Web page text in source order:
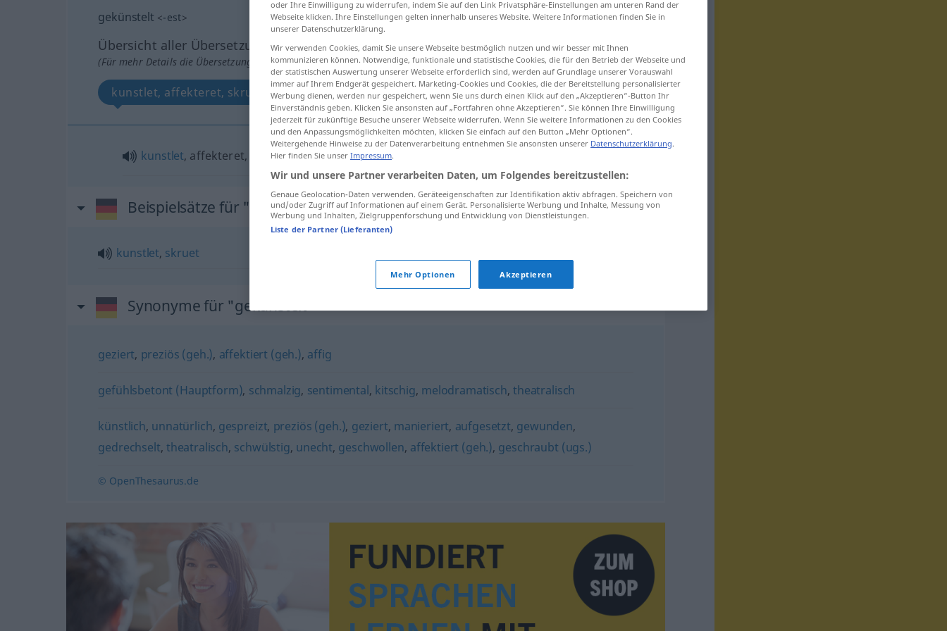
gekünstelt <-est>
Übersicht aller Übersetzungen
(Für mehr Details die Übersetzung anklicken/antippen)
kunstlet, affekteret, skruet
kunstlet, affekteret, skruet
Beispielsätze für "gekünstelt"
kunstlet, skruet
Synonyme für "gekünstelt"
geziert, preziös (geh.), affektiert (geh.), affig
gefühlsbetont (Hauptform), schmalzig, sentimental, kitschig, melodramatisch,theatralisch
künstlich, unnatürlich, gespreizt, preziös (geh.), geziert, manieriert, aufgesetzt, gewunden,
gedrechselt, theatralisch, schwülstig, unecht, geschwollen, affektiert (geh.), geschraubt (ugs.)
© OpenThesaurus.de
oder Ihre Einwilligung zu widerrufen, indem Sie auf den Link Privatsphäre-Einstellungen am unteren Rand der
Webseite klicken. Ihre Einstellungen gelten innerhalb unseres Website. Weitere Informationen finden Sie in
unserer Datenschutzerklärung.
Wir verwenden Cookies, damit Sie unsere Webseite bestmöglich nutzen und wir besser mit Ihnen
kommunizieren können. Notwendige, funktionale und statistische Cookies, die für den Betrieb der Webseite und
der statistischen Auswertung unserer Webseite erforderlich sind, werden auf Grundlage unserer Vorauswahl
immer auf Ihrem Endgerät gespeichert. Marketing-Cookies und Cookies, die der Bereitstellung personalisierter
Werbung dienen, werden nur gespeichert, wenn Sie uns durch einen Klick auf den „Akzeptieren“-Button Ihr
Einverständnis geben. Klicken Sie ansonsten auf „Fortfahren ohne Akzeptieren“. Sie können Ihre Einwilligung
jederzeit für zukünftige Besuche unserer Webseite widerrufen. Wenn Sie weitere Informationen zu den Cookies
und den Anpassungsmöglichkeiten möchten, klicken Sie einfach auf den Button „Mehr Optionen“.
Weitergehende Hinweise zu der Datenverarbeitung entnehmen Sie ansonsten unserer Datenschutzerklärung.
Hier finden Sie unser Impressum.
Wir und unsere Partner verarbeiten Daten, um Folgendes bereitzustellen:
Genaue Geolocation-Daten verwenden. Geräteeigenschaften zur Identifikation aktiv abfragen. Speichern von
und/oder Zugriff auf Informationen auf einem Gerät. Personalisierte Werbung und Inhalte, Messung von
Werbung und Inhalten, Zielgruppenforschung und Entwicklung von Dienstleistungen.
Liste der Partner (Lieferanten)
Mehr Optionen Akzeptieren